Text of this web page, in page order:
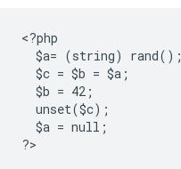
<?php
  $a= (string) rand();
  $c = $b = $a;
  $b = 42;
  unset($c);
  $a = null;
?